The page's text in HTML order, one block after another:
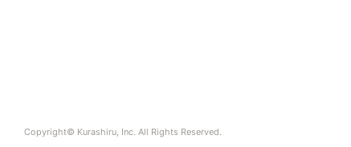
Copyright© Kurashiru, Inc. All Rights Reserved.